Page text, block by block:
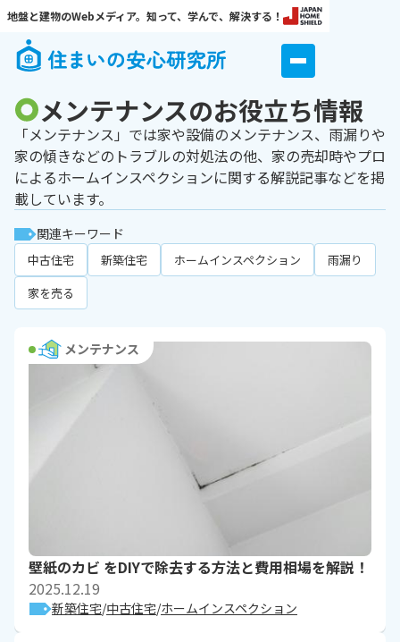
地盤と建物のWebメディア。知って、学んで、解決する！
メンテナンスのお役立ち情報
「メンテナンス」では家や設備のメンテナンス、雨漏りや
家の傾きなどのトラブルの対処法の他、家の売却時やプロ
によるホームインスペクションに関する解説記事などを掲
載しています。
関連キーワード
中古住宅 新築住宅 ホームインスペクション
雨漏り
家を売る
メンテナンス
壁紙のカビ をDIYで除去する方法と費用相場を解説！
2025.12.19
新築住宅 中古住宅 ホームインスペクション